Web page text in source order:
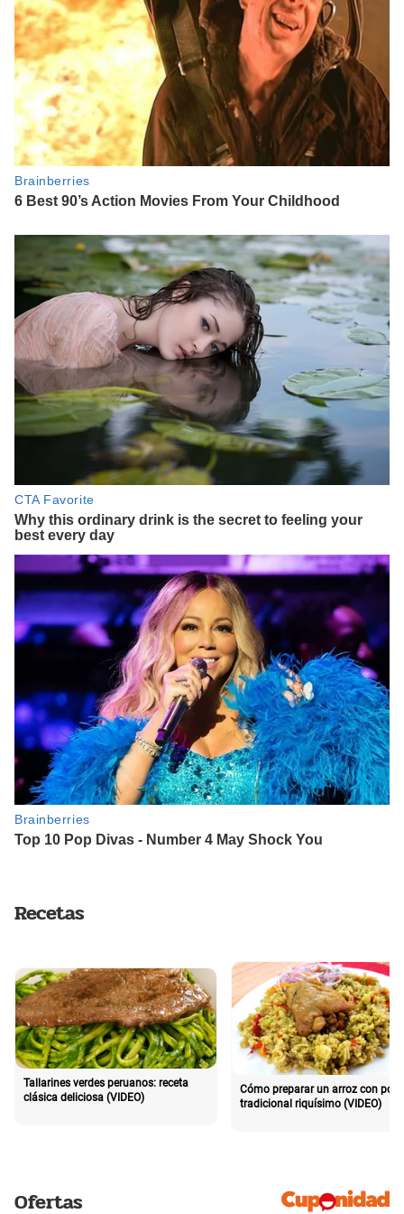
Recetas
Tallarines verdes peruanos: receta
clásica deliciosa (VIDEO)
Cómo preparar un arroz con pollo
tradicional riquísimo (VIDEO)
Ofertas